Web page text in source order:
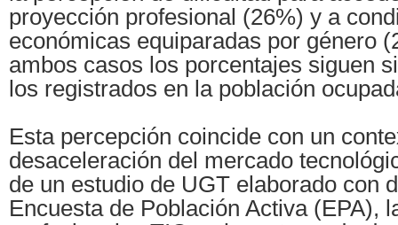
proyección profesional (26%) y a
económicas equiparadas por género
ambos casos los porcentajes siguen
los registrados en la población
Esta percepción coincide con un
desaceleración del mercado
de un estudio de UGT elaborado con
Encuesta de Población Activa (EPA),